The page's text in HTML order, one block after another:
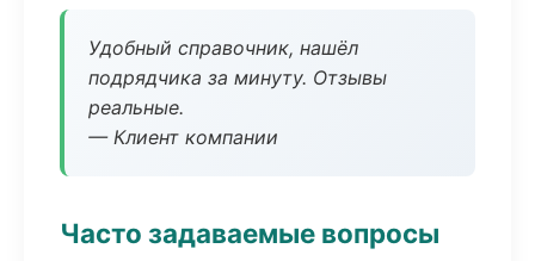
Удобный справочник, нашёл
подрядчика за минуту. Отзывы
реальные.
— Клиент компании
Часто задаваемые вопросы